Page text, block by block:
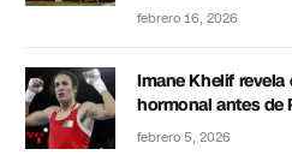
febrero 16, 2026
Imane Khelif
hormonal antes de
febrero 5, 2026